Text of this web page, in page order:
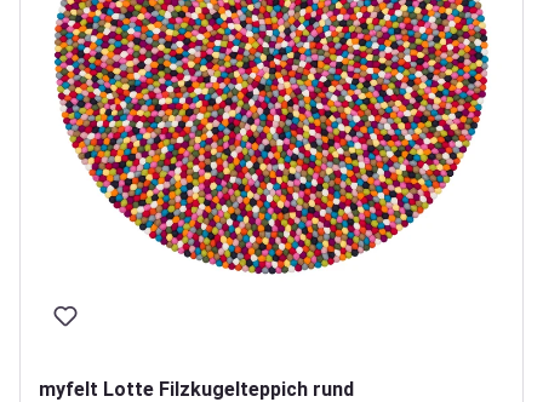
myfelt Lotte Filzkugelteppich rund